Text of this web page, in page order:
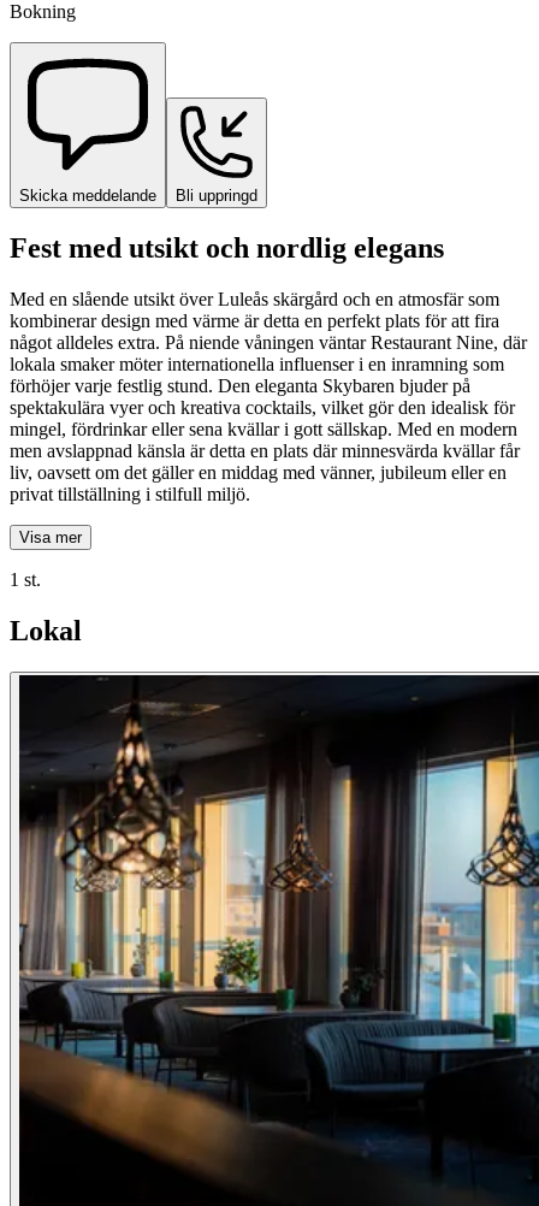
Bokning
Skicka meddelande Bli uppringd
Fest med utsikt och nordlig elegans
Med en slående utsikt över Luleås skärgård och en atmosfär som
kombinerar design med värme är detta en perfekt plats för att fira
något alldeles extra. På niende våningen väntar Restaurant Nine, där
lokala smaker möter internationella influenser i en inramning som
förhöjer varje festlig stund. Den eleganta Skybaren bjuder på
spektakulära vyer och kreativa cocktails, vilket gör den idealisk för
mingel, fördrinkar eller sena kvällar i gott sällskap. Med en modern
men avslappnad känsla är detta en plats där minnesvärda kvällar får
liv, oavsett om det gäller en middag med vänner, jubileum eller en
privat tillställning i stilfull miljö.
Visa mer
1 st.
Lokal